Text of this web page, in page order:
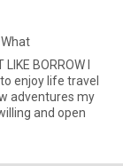
BORROW I
enjoy life travel
adventures my
and open